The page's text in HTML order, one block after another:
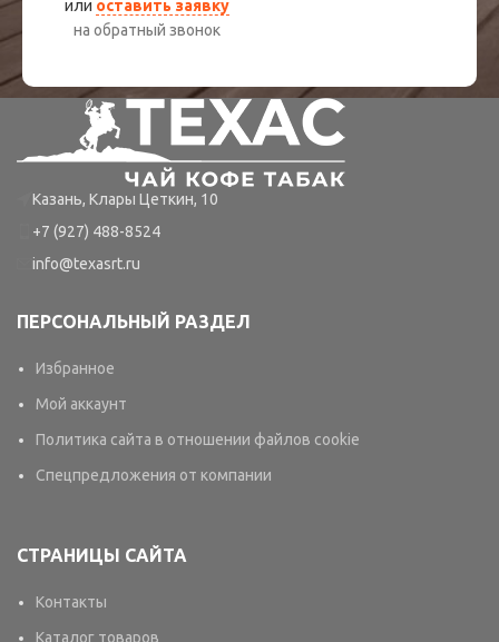
или оставить заявку
на обратный звонок
Казань, Клары Цеткин, 10
+7 (927) 488-8524
info@texasrt.ru
ПЕРСОНАЛЬНЫЙ РАЗДЕЛ
Избранное
Мой аккаунт
Политика сайта в отношении файлов cookie
Спецпредложения от компании
СТРАНИЦЫ САЙТА
Контакты
Каталог товаров